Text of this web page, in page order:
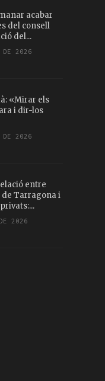
acabar
del consell
del...
2026
«Mirar els
i dir-los
2026
entre
de Tarragona i
2026